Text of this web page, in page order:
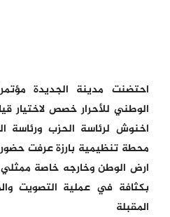
احتضنت مدينة الجديدة
الوطني للأحرار خصص لاختيار
اخنوش لرئاسة الحزب ورئاسة
محطة تنظيمية بارزة عرفت
ارض الوطن وخارجه خاصة ممثلي
بكثافة في عملية التصويت
المقبلة